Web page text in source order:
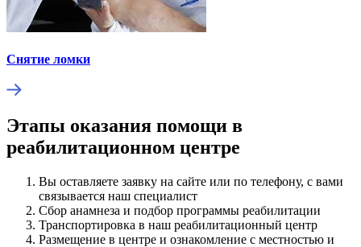
Снятие ломки
Этапы оказания помощи в
реабилитационном центре
Вы оставляете заявку на сайте или по телефону, с вами
связывается наш специалист
Сбор анамнеза и подбор программы реабилитации
Транспортировка в наш реабилитационный центр
Размещение в центре и ознакомление с местностью и